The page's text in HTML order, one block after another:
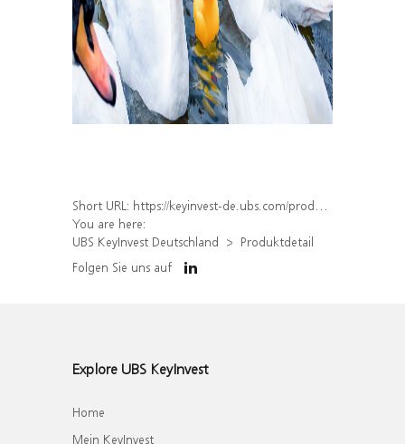
Short URL: https://keyinvest-de.ubs.com/produkt/detail/index/isin/DE000WA8WZD9
You are here:
UBS KeyInvest Deutschland
Produktdetail
Folgen Sie uns auf
Explore UBS KeyInvest
Home
Mein KeyInvest